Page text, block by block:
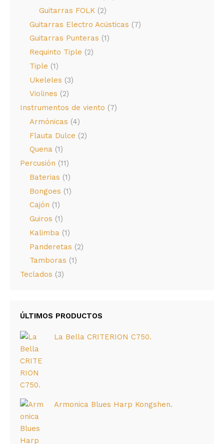
Guitarras FOLK (2)
Guitarras Electro Acústicas (7)
Guitarras Punteras (1)
Requinto Tiple (2)
Tiple (1)
Ukeleles (3)
Violines (2)
Instrumentos de viento (7)
Armónicas (4)
Flauta Dulce (2)
Quena (1)
Percusión (11)
Baterias (1)
Bongoes (1)
Cajón (1)
Guiros (1)
Kalimba (1)
Panderetas (2)
Tamboras (1)
Teclados (3)
ÚLTIMOS PRODUCTOS
La Bella CRITERION C750.
Armonica Blues Harp Kongshen.